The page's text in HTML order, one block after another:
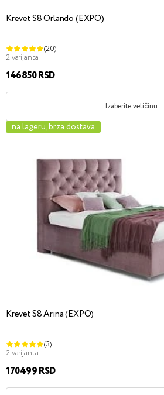
Krevet S8 Orlando (EXPO)
(20)
2 varijanta
146850 RSD
Izaberite veličinu
na lageru, brza dostava
Krevet S8 Arina (EXPO)
(3)
2 varijanta
170499 RSD